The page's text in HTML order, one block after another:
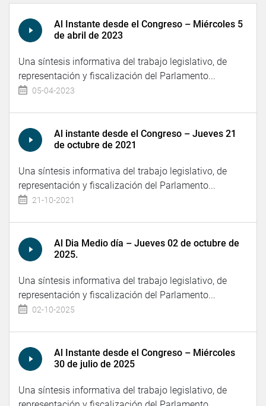
Al Instante desde el Congreso – Miércoles 5
de abril de 2023
Una síntesis informativa del trabajo legislativo, de
representación y fiscalización del Parlamento...
05-04-2023
Al instante desde el Congreso – Jueves 21
de octubre de 2021
Una síntesis informativa del trabajo legislativo, de
representación y fiscalización del Parlamento...
21-10-2021
Al Dia Medio día – Jueves 02 de octubre de
2025.
Una síntesis informativa del trabajo legislativo, de
representación y fiscalización del Parlamento...
02-10-2025
Al Instante desde el Congreso – Miércoles
30 de julio de 2025
Una síntesis informativa del trabajo legislativo, de